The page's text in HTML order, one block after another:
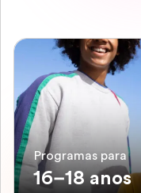
Programas para
16–18 anos